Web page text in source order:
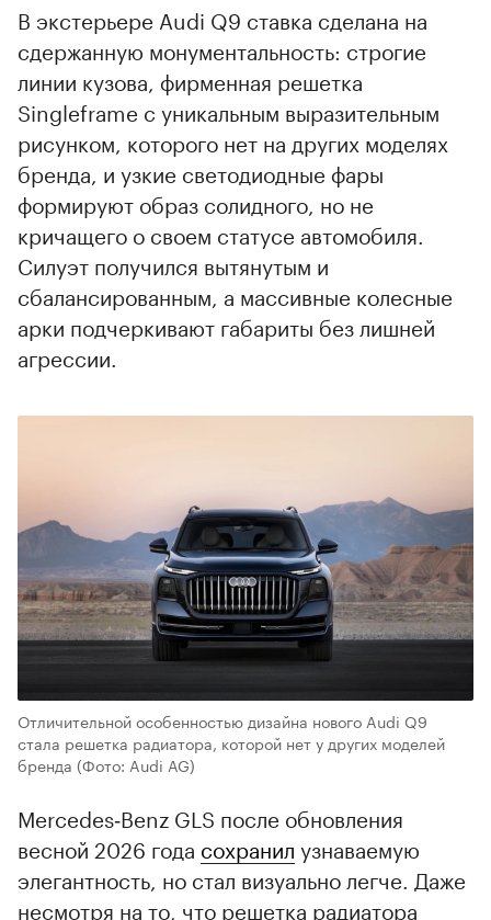
00:00 00:00
В экстерьере Audi Q9 ставка сделана на
сдержанную монументальность: строгие
линии кузова, фирменная решетка
Singleframe с уникальным выразительным
рисунком, которого нет на других моделях
бренда, и узкие светодиодные фары
формируют образ солидного, но не
кричащего о своем статусе автомобиля.
Силуэт получился вытянутым и
сбалансированным, а массивные колесные
арки подчеркивают габариты без лишней
агрессии.
Отличительной особенностью дизайна нового Audi Q9
стала решетка радиатора, которой нет у других моделей
бренда (Фото: Audi AG)
Mercedes‑Benz GLS после обновления
весной 2026 года сохранил узнаваемую
элегантность, но стал визуально легче. Даже
несмотря на то, что решетка радиатора